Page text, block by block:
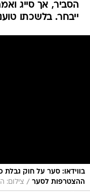
הסביר, אך סייג
ייבחר. בלשכתו
בווידאו: סער על חוק גבלת
ההצטרפות לסער / צילום: